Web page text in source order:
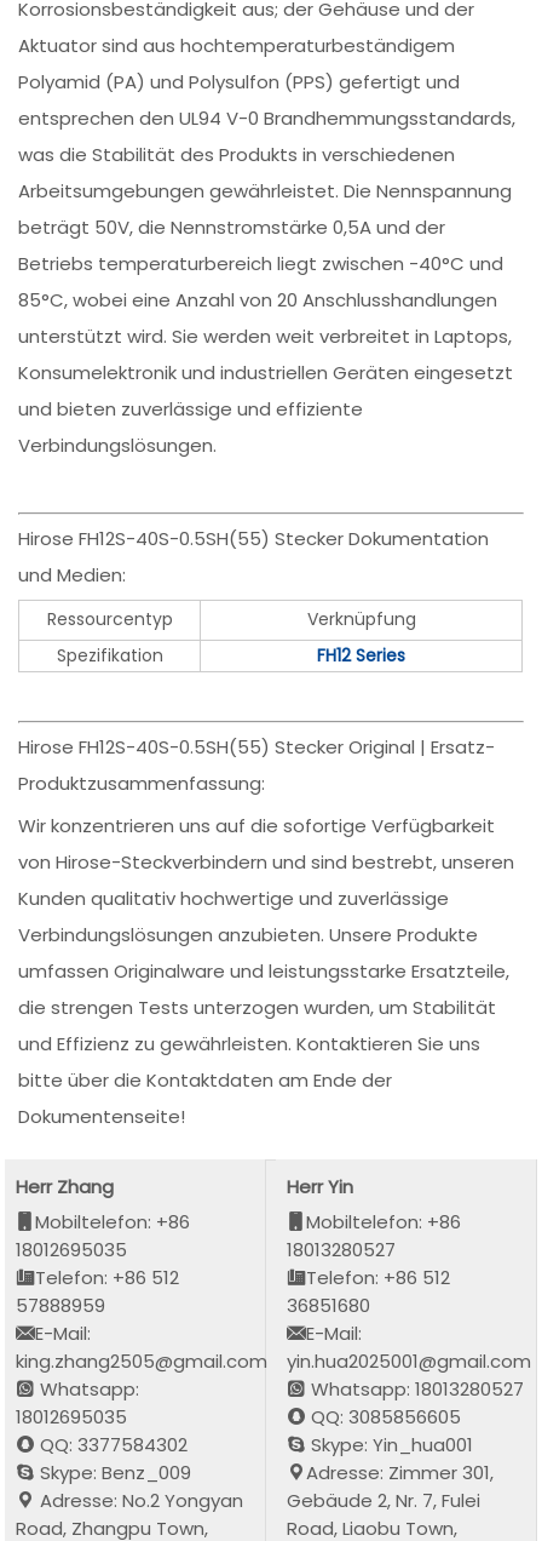
Korrosionsbeständigkeit aus; der Gehäuse und der
Aktuator sind aus hochtemperaturbeständigem
Polyamid (PA) und Polysulfon (PPS) gefertigt und
entsprechen den UL94 V-0 Brandhemmungsstandards,
was die Stabilität des Produkts in verschiedenen
Arbeitsumgebungen gewährleistet. Die Nennspannung
beträgt 50V, die Nennstromstärke 0,5A und der
Betriebs temperaturbereich liegt zwischen -40°C und
85°C, wobei eine Anzahl von 20 Anschlusshandlungen
unterstützt wird. Sie werden weit verbreitet in Laptops,
Konsumelektronik und industriellen Geräten eingesetzt
und bieten zuverlässige und effiziente
Verbindungslösungen.
Hirose FH12S-40S-0.5SH(55) Stecker Dokumentation
und Medien:
Ressourcentyp
Verknüpfung
Spezifikation
FH12 Series
Hirose FH12S-40S-0.5SH(55) Stecker Original | Ersatz-
Produktzusammenfassung:
Wir konzentrieren uns auf die sofortige Verfügbarkeit
von Hirose-Steckverbindern und sind bestrebt, unseren
Kunden qualitativ hochwertige und zuverlässige
Verbindungslösungen anzubieten. Unsere Produkte
umfassen Originalware und leistungsstarke Ersatzteile,
die strengen Tests unterzogen wurden, um Stabilität
und Effizienz zu gewährleisten. Kontaktieren Sie uns
bitte über die Kontaktdaten am Ende der
Dokumentenseite!
Herr Zhang
Mobiltelefon: +86
18012695035
Telefon: +86 512
57888959
E-Mail:
king.zhang2505@gmail.com
Whatsapp:
18012695035
QQ: 3377584302
Skype: Benz_009
Adresse: No.2 Yongyan
Road, Zhangpu Town,
Herr Yin
Mobiltelefon: +86
18013280527
Telefon: +86 512
36851680
E-Mail:
yin.hua2025001@gmail.com
Whatsapp: 18013280527
QQ: 3085856605
Skype: Yin_hua001
Adresse: Zimmer 301,
Gebäude 2, Nr. 7, Fulei
Road, Liaobu Town,